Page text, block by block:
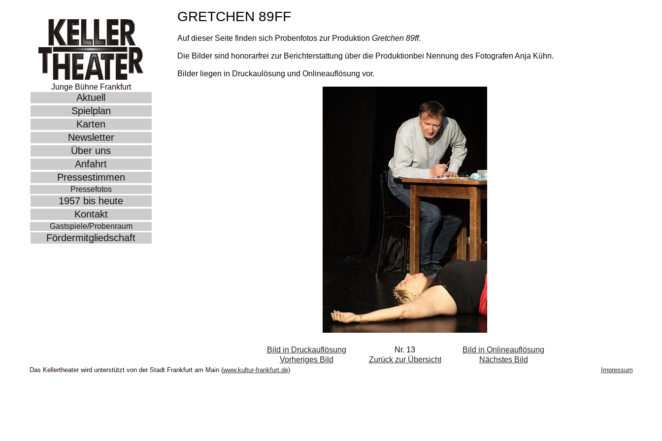
Junge Bühne Frankfurt
Aktuell
Spielplan
Karten
Newsletter
Über uns
Anfahrt
Pressestimmen
Pressefotos
1957 bis heute
Kontakt
Gastspiele/Probenraum
Fördermitgliedschaft
GRETCHEN 89FF
Auf dieser Seite finden sich Probenfotos zur Produktion Gretchen 89ff.
Die Bilder sind honorarfrei zur Berichterstattung über die Produktionbei Nennung des Fotografen Anja Kühn.
Bilder liegen in Druckaulösung und Onlineauflösung vor.
Bild in Druckauflösung Nr. 13
Bild in Onlineauflösung
Vorheriges Bild
Zurück zur Übersicht Nächstes Bild
Das Kellertheater wird unterstützt von der Stadt Frankfurt am Main (www.kultur-frankfurt.de) Impressum